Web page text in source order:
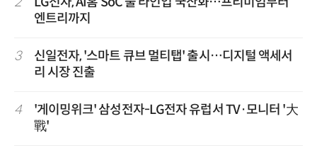
엔트리까지
3
신일전자, '스마트 큐브 멀티탭' 출시…디지털 액세서
리 시장 진출
4
'게이밍위크' 삼성전자-LG전자 유럽서 TV·모니터 '大
戰'